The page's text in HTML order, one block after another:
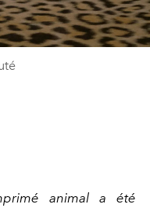
animal a été